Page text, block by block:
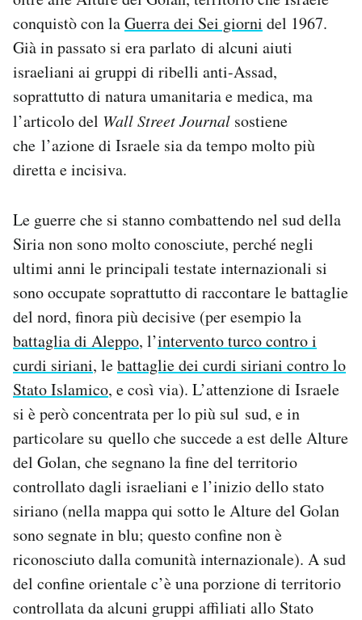
conquistò con laGuerra dei Sei giorni del 1967.
Già in passato si era parlato di alcuni aiuti
israeliani ai gruppi di ribelli anti-Assad,
soprattutto di natura umanitaria e medica, ma
l’articolo del Wall Street Journal sostiene
che l’azione di Israele sia da tempo molto più
diretta e incisiva.
Le guerre che si stanno combattendo nel sud della
Siria non sono molto conosciute, perché negli
ultimi anni le principali testate internazionali si
sono occupate soprattutto di raccontare le battaglie
del nord, finora più decisive (per esempio la
battaglia di Aleppo, l’intervento turco contro i
curdi siriani, lebattaglie dei curdi siriani contro lo
Stato Islamico, e così via). L’attenzione di Israele
si è però concentrata per lo più sul sud, e in
particolare su quello che succede a est delle Alture
del Golan, che segnano la fine del territorio
controllato dagli israeliani e l’inizio dello stato
siriano (nella mappa qui sotto le Alture del Golan
sono segnate in blu; questo confine non è
riconosciuto dalla comunità internazionale). A sud
del confine orientale c’è una porzione di territorio
controllata da alcuni gruppi affiliati allo Stato